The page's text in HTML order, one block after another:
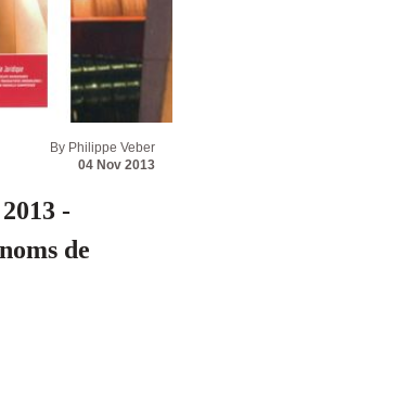
By Philippe Veber
04 Nov 2013
-
de